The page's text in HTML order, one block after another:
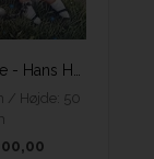
Take it with me - Hans Henrik Fischer
/ Højde: 50